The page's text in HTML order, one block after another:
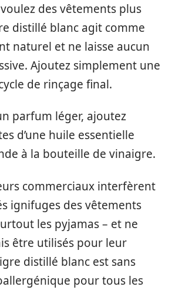
des vêtements plus
distillé blanc agit comme
naturel et ne laisse aucun
Ajoutez simplement une
de rinçage final.
parfum léger, ajoutez
d’une huile essentielle
à la bouteille de vinaigre.
commerciaux interfèrent
ignifuges des vêtements
les pyjamas – et ne
être utilisés pour leur
distillé blanc est sans
pour tous les